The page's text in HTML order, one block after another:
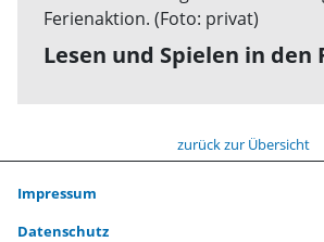
Lesen und Spielen in den
zurück zur Übersicht
Impressum
Datenschutz